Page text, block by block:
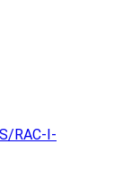
RAC-I-